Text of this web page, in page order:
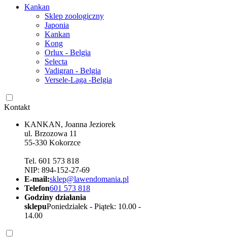
Kankan
Sklep zoologiczny
Japonia
Kankan
Kong
Orlux - Belgia
Selecta
Vadigran - Belgia
Versele-Laga -Belgia
Kontakt
KANKAN, Joanna Jeziorek
ul. Brzozowa 11
55-330 Kokorzce
Tel. 601 573 818
NIP: 894-152-27-69
E-mail:sklep@lawendomania.pl
Telefon601 573 818
Godziny działania
sklepuPoniedziałek - Piątek: 10.00 -
14.00